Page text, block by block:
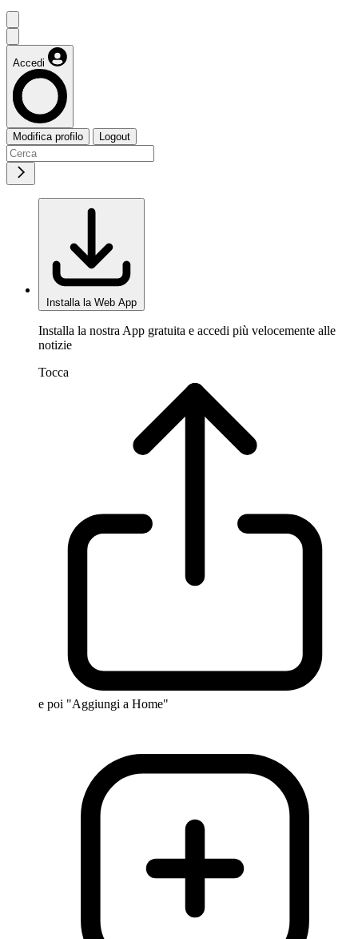
Accedi
Modifica profilo Logout
Installa la Web App
Installa la nostra App gratuita e accedi più velocemente alle
notizie
Tocca
e poi "Aggiungi a Home"